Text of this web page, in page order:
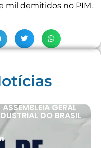
mil demitidos no PIM.
GERAL
DO BRASIL